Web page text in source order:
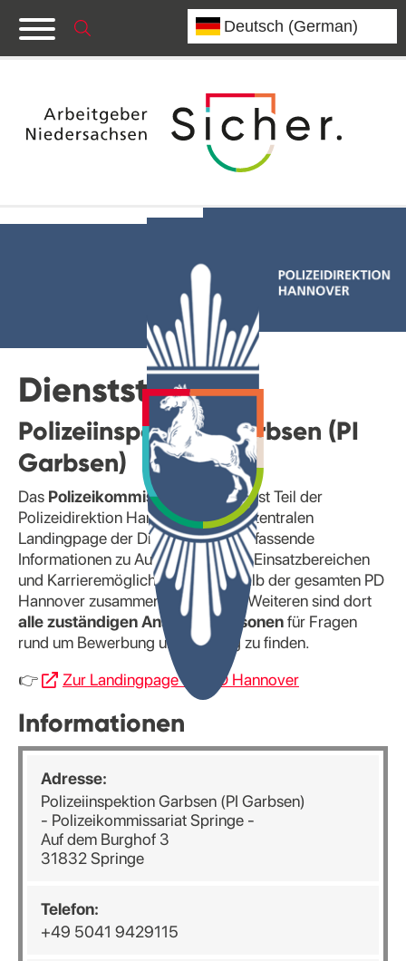
Dienststelle
Polizeiinspektion Garbsen (PI
Garbsen)
Das Polizeikommissariat Spingeist Teil der
Polizeidirektion Hannover. Auf der zentralen
Landingpage der Direktion sind umfassende
Informationen zu Aufgabenfeldern, Einsatzbereichen
und Karrieremöglichkeiten innerhalb der gesamten PD
Hannover zusammengestellt. Des Weiteren sind dort
alle zuständigen Ansprechpersonenfür Fragen
rund um Bewerbung und Einstieg zu finden.
👉
Zur Landingpage der PD Hannover
Informationen
Adresse:
Polizeiinspektion Garbsen (PI Garbsen)
- Polizeikommissariat Springe -
Auf dem Burghof 3
31832 Springe
Telefon:
+49 5041 9429115